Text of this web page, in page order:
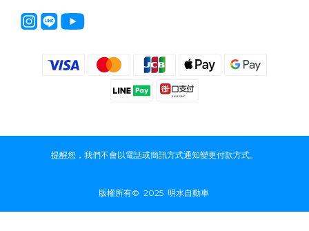
提醒您，我們不會以電話或簡訊方式通知變更付款方式。
版權所有© 2025 明水自動車